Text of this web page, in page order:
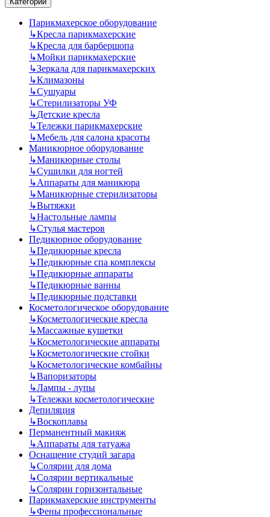
Парикмахерское оборудование
↳Кресла парикмахерские
↳Кресла для барбершопа
↳Мойки парикмахерские
↳Зеркала для парикмахерских
↳Климазоны
↳Сушуары
↳Стерилизаторы УФ
↳Детские кресла
↳Тележки парикмахерские
↳Мебель для салона красоты
Маникюрное оборудование
↳Маникюрные столы
↳Сушилки для ногтей
↳Аппараты для маникюра
↳Маникюрные стерилизаторы
↳Вытяжки
↳Настольные лампы
↳Стулья мастеров
Педикюрное оборудование
↳Педикюрные кресла
↳Педикюрные спа комплексы
↳Педикюрные аппараты
↳Педикюрные ванны
↳Педикюрные подставки
Косметологическое оборудование
↳Косметологические кресла
↳Массажные кушетки
↳Косметологические аппараты
↳Косметологические стойки
↳Косметологические комбайны
↳Вапоризаторы
↳Лампы - лупы
↳Тележки косметологические
Депиляция
↳Воскоплавы
Перманентный макияж
↳Аппараты для татуажа
Оснащение студий загара
↳Солярии для дома
↳Солярии вертикальные
↳Солярии горизонтальные
Парикмахерские инструменты
↳Фены профессиональные